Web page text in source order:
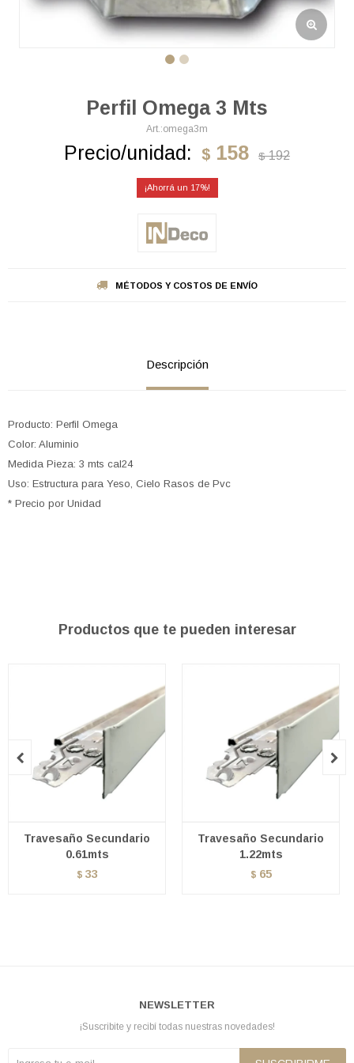
Perfil Omega 3 Mts
omega3m
Precio/unidad: $ 158 $ 192
17
MÉTODOS Y COSTOS DE ENVÍO
Descripción
Producto: Perfil Omega
Color: Aluminio
Medida Pieza: 3 mts cal24
Uso: Estructura para Yeso, Cielo Rasos de Pvc
* Precio por Unidad
Productos que te pueden interesar
Travesaño Secundario
0.61mts
$ 33
Travesaño Secundario
1.22mts
$ 65
 
NEWSLETTER
¡Suscribite y recibí todas nuestras novedades!